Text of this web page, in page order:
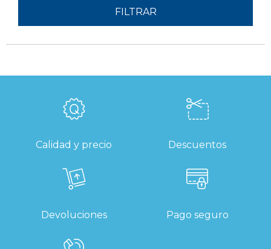
FILTRAR
Calidad y precio Descuentos
Devoluciones Pago seguro